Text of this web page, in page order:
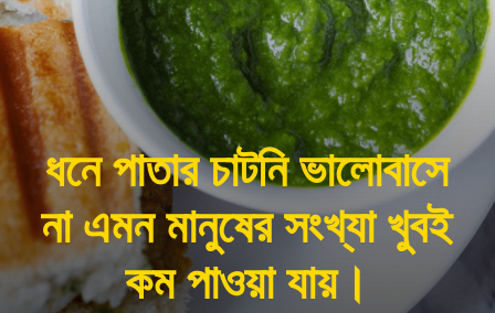
ধনে পাতার চাটনি ভালোবাসে
না এমন মানুষের সংখ্যা খুবই
কম পাওয়া যায়।